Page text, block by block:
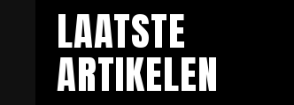
LAATSTE
ARTIKELEN